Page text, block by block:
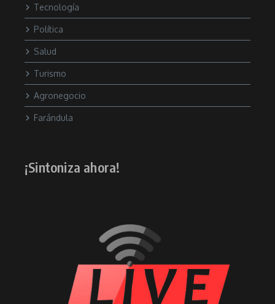
Tecnología
Política
Salud
Turismo
Agronegocio
Farándula
¡Sintoniza ahora!